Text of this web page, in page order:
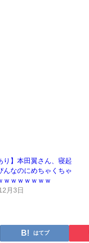
り】本田翼さん、寝起
んなのにめちゃくちゃ
ｗｗｗｗｗｗｗ
月3日
はてブ